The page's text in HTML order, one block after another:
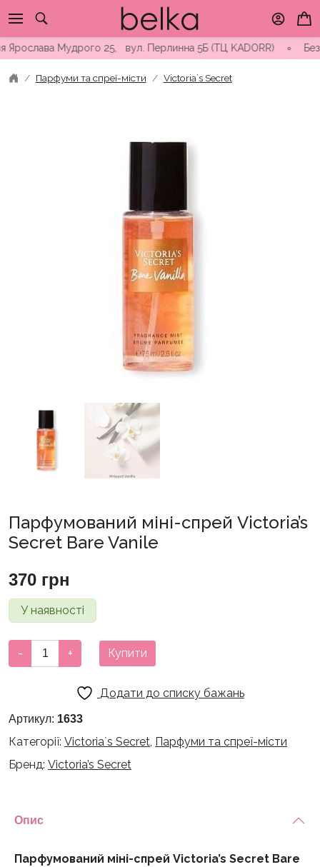
to
contentМудрого 25, вул. Перлинна 5Б (ТЦ KADORR) ∘
Парфуми та спреї-місти Victoria`s Secret
Парфумований міні-спрей Victoria’s
Secret Bare Vanile
370 грн
У наявності
Парфумований
міні-
Secret
кількість
- + Купити
Додати до списку бажань
Артикул: 1633
Категорії: Victoria`s Secret, Парфуми та спреї-місти
Бренд: Victoria’s Secret
Опис
Парфумований міні-спрей Victoria’s Secret Bare